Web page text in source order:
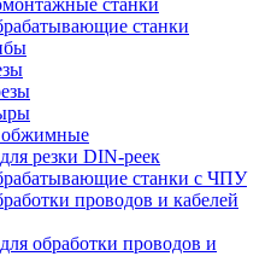
станки
станки
резки DIN-реек
станки с ЧПУ
проводов и кабелей
обработки проводов и